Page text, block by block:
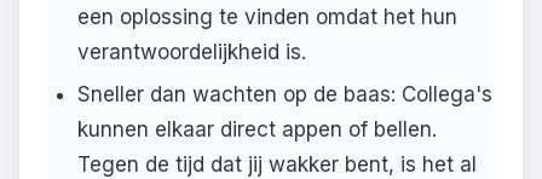
een oplossing te vinden omdat het hun
verantwoordelijkheid is.
Sneller dan wachten op de baas: Collega's
kunnen elkaar direct appen of bellen.
Tegen de tijd dat jij wakker bent, is het al